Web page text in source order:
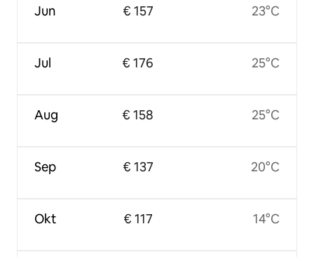
Jun
Jul
Aug
Sep
Okt
€ 157
€ 176
€ 158
€ 137
€ 117
23°C
25°C
25°C
20°C
14°C